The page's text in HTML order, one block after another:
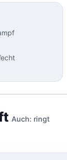
Auch: ringt